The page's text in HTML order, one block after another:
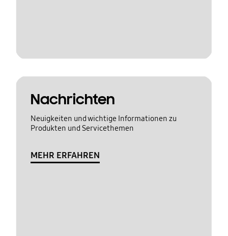
Nachrichten
Neuigkeiten und wichtige Informationen zu
Produkten und Servicethemen
MEHR ERFAHREN